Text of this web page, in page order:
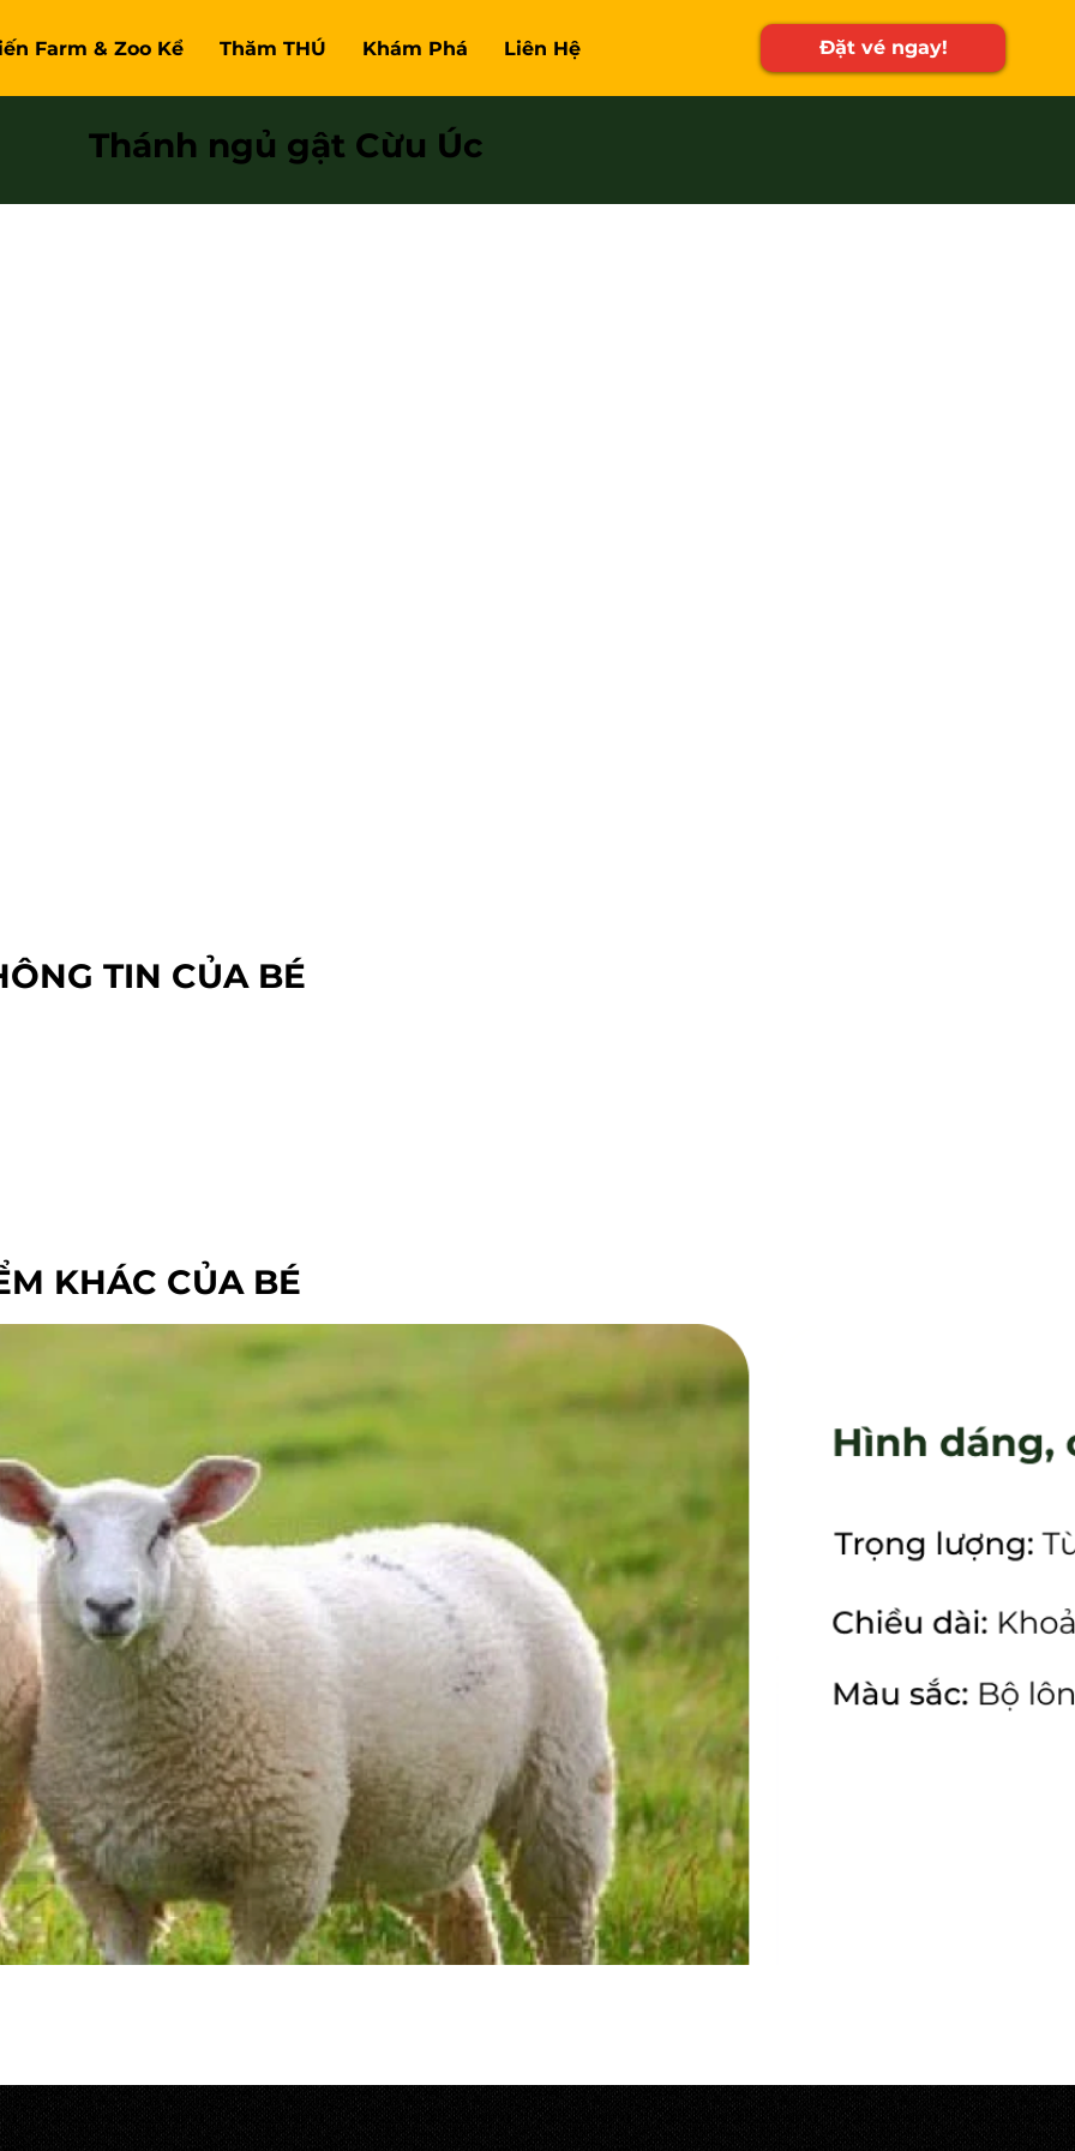
Farm & Zoo Kể Thăm THÚ Khám Phá Liên Hệ Đặt vé ngay!
Thánh ngủ gật Cừu Úc
TIN CỦA BÉ
KHÁC CỦA BÉ